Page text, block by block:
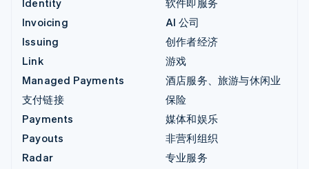
Identity
Invoicing
Issuing
Link
Managed Payments
支付链接
Payments
Payouts
Radar
软件即服务
AI 公司
创作者经济
游戏
酒店服务、旅游与休闲业
保险
媒体和娱乐
非营利组织
专业服务